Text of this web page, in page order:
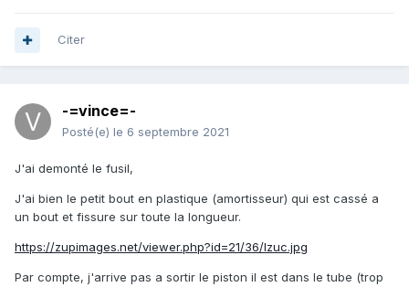
Citer
-=vince=-
Posté(e) le 6 septembre 2021
J'ai demonté le fusil,
J'ai bien le petit bout en plastique (amortisseur) qui est cassé a
un bout et fissure sur toute la longueur.
https://zupimages.net/viewer.php?id=21/36/lzuc.jpg
Par compte, j'arrive pas a sortir le piston il est dans le tube (trop